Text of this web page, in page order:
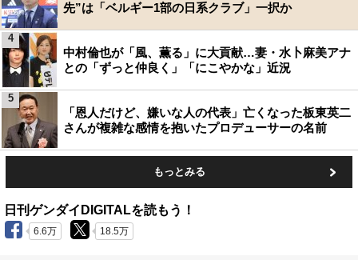
先”は「ベルギー1部の日系クラブ」一択か
中村倫也が「風、薫る」に大貢献…妻・水卜麻美アナ
との「ずっと仲良く」「にこやかな」近況
4
「恩人だけど、嫌いな人の代表」亡くなった板東英二
さんが複雑な感情を抱いたプロデューサーの名前
5
もっとみる
日刊ゲンダイDIGITALを読もう！
6.6万 18.5万